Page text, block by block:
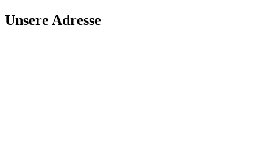
Unsere Adresse